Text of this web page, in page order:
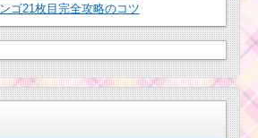
ゴ21枚目完全攻略のコツ